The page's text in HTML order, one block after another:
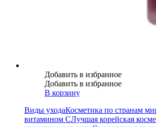
Добавить в избранное
Добавить в избранное
В корзину
Виды уходаКосметика по странам
витамином СЛучшая корейская